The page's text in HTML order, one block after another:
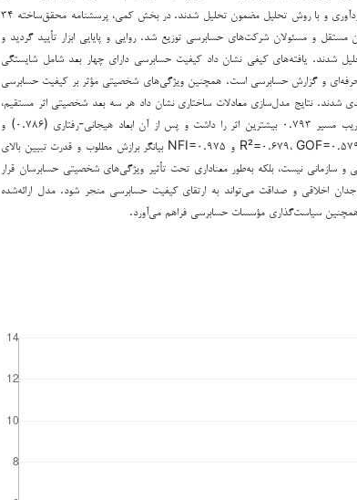
طریق مصاحبه‌های نیمه‌ساختاریافته با ۱۹ نفر از خبرگان نظری و تجربی گردآوری و با روش تحلیل مضمون تحلیل شدند. در بخش کمی، پرسشنامه محقق‌ساخته ۳۴
کیفی تدوین و در میان ۳۰۰ نفر از حسابرسان مستقل و مسئولان شرکت‌های حسابرسی توزیع شد. روایی و پایایی ابزار تأیید گردید و
شدند. یافته‌های کیفی نشان داد کیفیت حسابرسی دارای چهار بعد شامل شایستگی
و گزارش حسابرسی است. همچنین ویژگی‌های شخصیتی مؤثر بر کیفیت حسابرسی
شدند. نتایج مدل‌سازی معادلات ساختاری نشان داد هر سه بعد شخصیتی اثر مستقیم،
مثبت و معناداری بر کیفیت حسابرسی دارند. بعد شناختی-حرفه‌ای با ضریب مسیر ۰.۷۹۳ بیشترین اثر را داشت و پس از آن ابعاد هیجانی-رفتاری (۰.۷۸۶) و
اخلاقی-بین‌فردی (۰.۷۷۸) قرار گرفتند. شاخص‌های برازش مدل شامل R²=۰.۶۷۹، GOF=۰.۵۷۹ و NFI=۰.۹۷۵ بیانگر برازش مطلوب و قدرت تبیین بالای
سازمانی نیست، بلکه به‌طور معناداری تحت تأثیر ویژگی‌های شخصیتی حسابرسان قرار
اخلاقی و صداقت می‌تواند به ارتقای کیفیت حسابرسی منجر شود. مدل ارائه‌شده
سیاست‌گذاری مؤسسات حسابرسی فراهم می‌آورد.